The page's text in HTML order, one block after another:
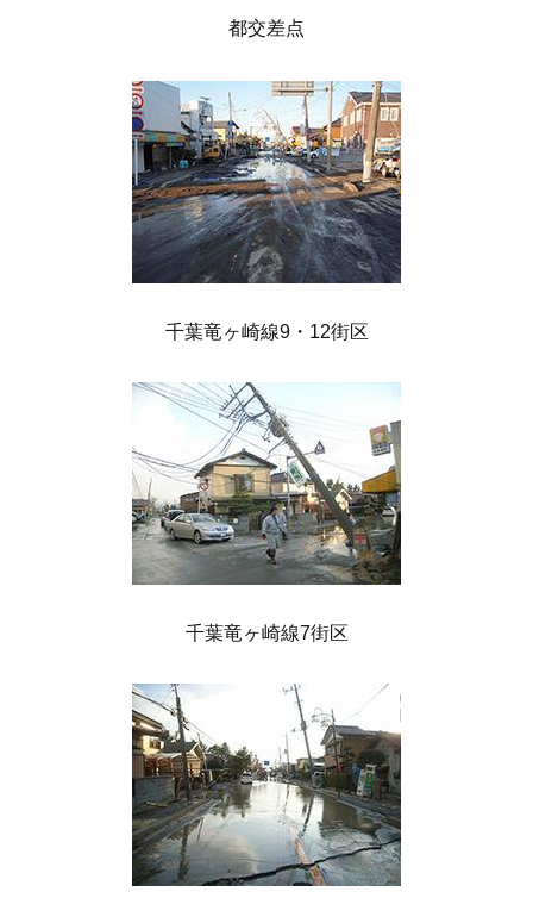
都交差点
千葉竜ヶ崎線9・12街区
千葉竜ヶ崎線7街区